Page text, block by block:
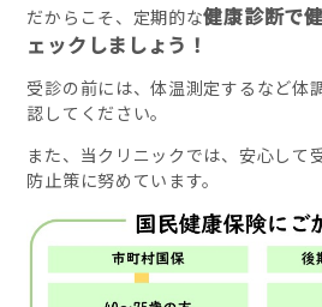
だからこそ、定期的な健康診断で
ェックしましょう！
受診の前には、体温測定するなど体
認してください。
また、当クリニックでは、安心して
防止策に努めています。